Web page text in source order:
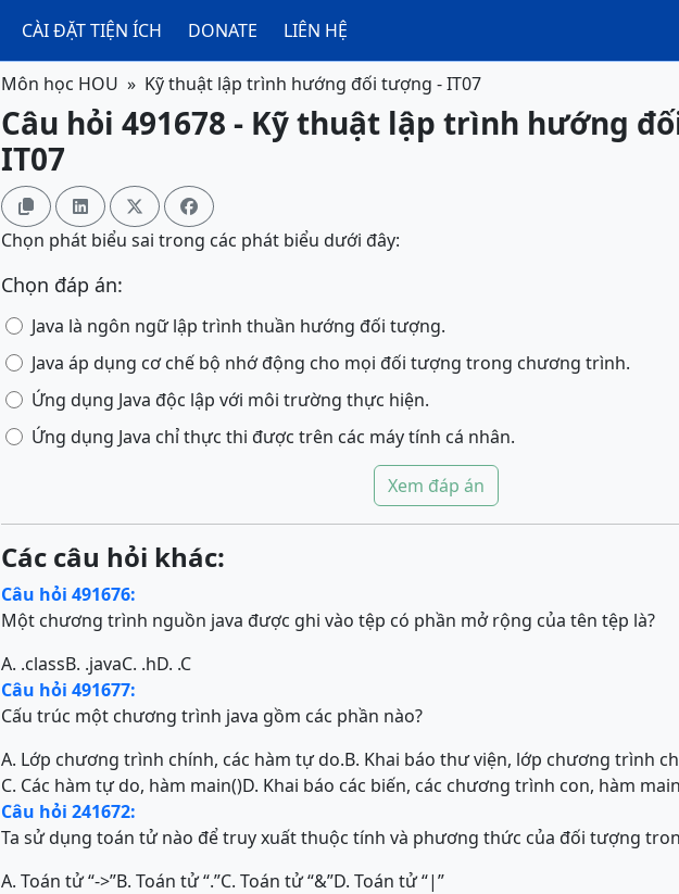
CÀI ĐẶT TIỆN ÍCH DONATE LIÊN HỆ
Môn học HOU Kỹ thuật lập trình hướng đối tượng - IT07
Câu hỏi 491678 - Kỹ thuật lập trình hướng
IT07
   
Chọn phát biểu sai trong các phát biểu dưới đây:
Chọn đáp án:
Java là ngôn ngữ lập trình thuần hướng đối tượng.
Java áp dụng cơ chế bộ nhớ động cho mọi đối tượng trong chương trình.
Ứng dụng Java độc lập với môi trường thực hiện.
Ứng dụng Java chỉ thực thi được trên các máy tính cá nhân.
Xem đáp án
Các câu hỏi khác:
Câu hỏi 491676:
Một chương trình nguồn java được ghi vào tệp có phần mở rộng của tên tệp là?
A. .classB. .javaC. .hD. .C
Câu hỏi 491677:
Cấu trúc một chương trình java gồm các phần nào?
A. Lớp chương trình chính, các hàm tự do.B. Khai báo thư viện, lớp chương trình
C. Các hàm tự do, hàm main()D. Khai báo các biến, các chương trình con, hàm
Câu hỏi 241672:
Ta sử dụng toán tử nào để truy xuất thuộc tính và phương thức của đối tượng
A. Toán tử “->”B. Toán tử “.”C. Toán tử “&”D. Toán tử “|”